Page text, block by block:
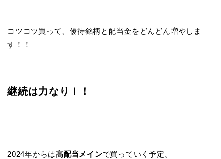
コツコツ買って、優待銘柄と配当金をどんどん増やしま
す！！
継続は力なり！！
2024年からは高配当メインで買っていく予定。